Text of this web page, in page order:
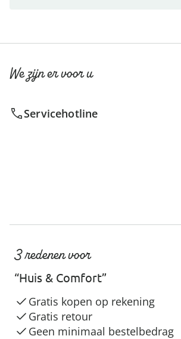
We zijn er voor u
Servicehotline
3 redenen voor
“Huis & Comfort”
Gratis kopen op rekening
Gratis retour
Geen minimaal bestelbedrag